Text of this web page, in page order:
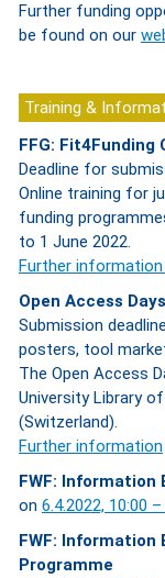
Further funding
be found on our
Training &
FFG: Fit4Funding
Deadline for
Online training for
funding
to 1 June 2022.
Further
Open Access
Submission
posters, tool
The Open Access
University Library
(Switzerland).
Further information
FWF: Information
on 6.4.2022, 10:00
FWF: Information
Programme